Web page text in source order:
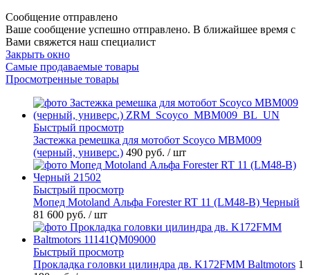
Сообщение отправлено
Ваше сообщение успешно отправлено. В ближайшее время с
Вами свяжется наш специалист
Закрыть окно
Самые продаваемые товары
Просмотренные товары
Быстрый просмотр
Застежка ремешка для мотобот Scoyco MBM009
(черный, универс.) 490 руб. / шт
Быстрый просмотр
Мопед Motoland Альфа Forester RT 11 (LM48-B) Черный
81 600 руб. / шт
Быстрый просмотр
Прокладка головки цилиндра дв. K172FMM Baltmotors 1